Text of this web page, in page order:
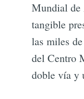
Mundial de
tangible
las miles
del Centro
doble vía y